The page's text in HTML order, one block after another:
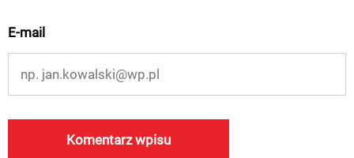
E-mail